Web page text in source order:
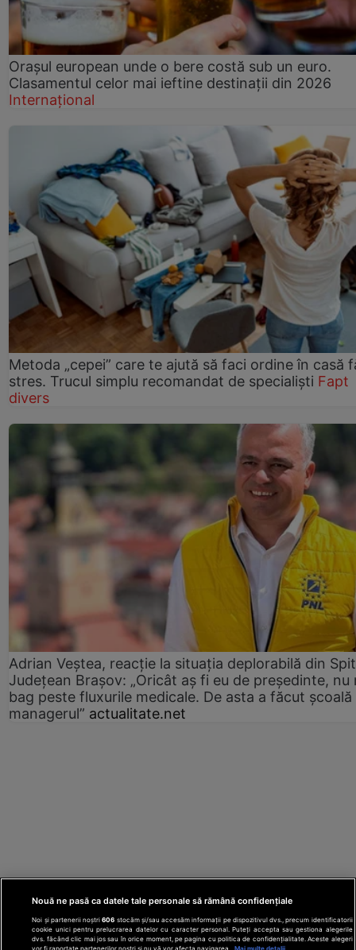
Orașul european unde o bere costă sub un euro.
Clasamentul celor mai ieftine destinații din 2026
Internațional
Metoda „cepei” care te ajută să faci ordine în casă
stres. Trucul simplu recomandat de specialiști Fapt
divers
Adrian Veștea, reacție la situația deplorabilă din
Județean Brașov: „Oricât aș fi eu de președinte, nu
bag peste fluxurile medicale. De asta a făcut școală
managerul” actualitate.net
Nouă ne pasă ca datele tale personale să rămână confidențiale
Noi și partenerii noștri606 stocăm și/sau accesăm informații pe dispozitivul dvs., precum identificatorii
cookie unici pentru prelucrarea datelor cu caracter personal. Puteți accepta sau gestiona alegerile
dvs. făcând clic mai jos sau în orice moment, pe pagina cu politica de confidențialitate. Aceste alegeri
vor fi raportate partenerilor noștri și nu vă vor afecta navigarea.
Mai multe detalii